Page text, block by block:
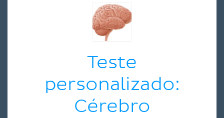
Teste
personalizado:
Cérebro